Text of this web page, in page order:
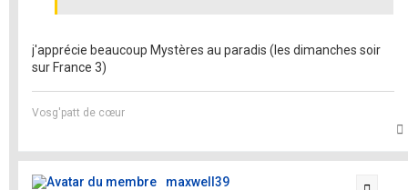
j'apprécie beaucoup Mystères au paradis (les dimanches soir
sur France 3)
Vosg'patt de cœur
maxwell39